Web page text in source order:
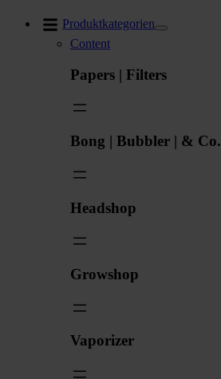
Produktkategorien
Content
Papers | Filters
Bong | Bubbler | & Co.
Headshop
Growshop
Vaporizer